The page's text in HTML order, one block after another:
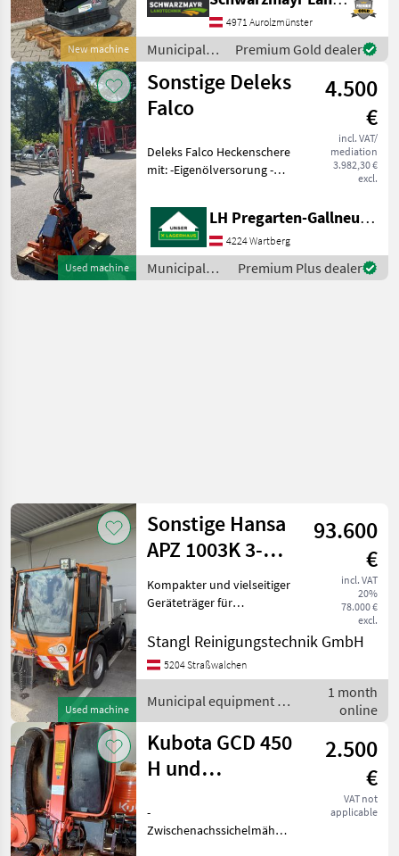
New machine
cm Plate Length: 91 cm
Frequency: 71 Hz Engine:
Hatz 1D4
4971 Aurolzmünster
Municipal
equipment /
Sonstige
Premium Gold dealer
Used machine
Sonstige Deleks
Falco
4.500
€
incl. VAT/
mediation
3.982,30 €
excl.
Deleks Falco Heckenschere
mit: -Eigenölversorung -
Elektrischer Steuerung per
Fernbedienung -180cm
Mähbalken -Tasträder
Messungen (siehe Bild):
LH Pregarten-Gallneukirchen, Pregarten
4224 Wartberg
Municipal
equipment /
Premium Plus dealer
Used machine
Sonstige Hansa
APZ 1003K 3-
Seitenkipper, BJ
2022
93.600
€
incl. VAT
20%
78.000 €
excl.
Kompakter und vielseitiger
Geräteträger für
Bauhöfe, Winterdienst
sowie Grünflächenpflege.
Der hydraulische 3-
einfach
Stangl Reinigungstechnik GmbH
5204 Straßwalchen
Municipal equipment /
Sonstige
1 month
online
Kubota GCD 450
H und
1,37m
2.500
€
VAT not
applicable
-
Zwischenachssichelmähwerk